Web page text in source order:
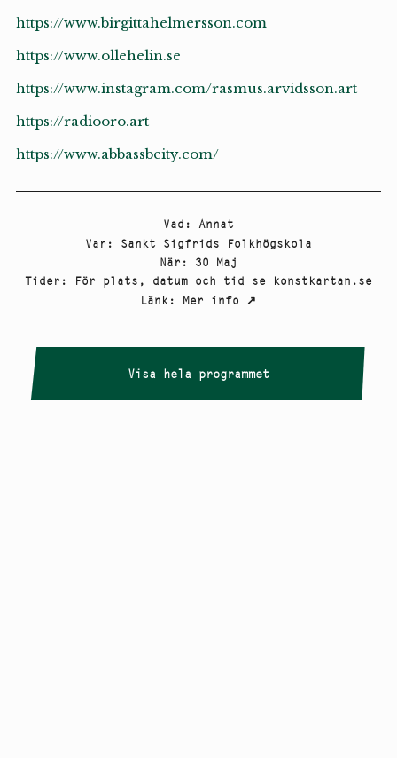
https://www.birgittahelmersson.com
https://www.ollehelin.se
https://www.instagram.com/rasmus.arvidsson.art
https://radiooro.art
https://www.abbassbeity.com/
Vad : Annat
Var : Sankt Sigfrids Folkhögskola
När : 30 Maj
Tider :
För plats, datum och tid se konstkartan.se
Länk: Mer info ↗
Visa hela programmet